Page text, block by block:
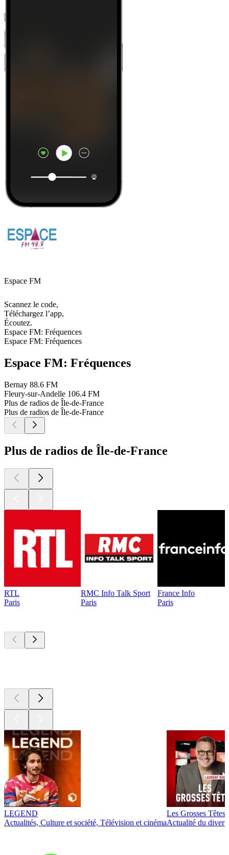
Espace FM
Scannez le code,
Téléchargez l’app,
Écoutez.
Espace FM: Fréquences
Espace FM: Fréquences
Espace FM: Fréquences
Bernay 88.6 FM
Fleury-sur-Andelle 106.4 FM
Plus de radios de Île-de-France
Plus de radios de Île-de-France
Plus de radios de Île-de-France
RTL
Paris
RMC Info Talk Sport
Paris
France Info
Paris
LEGEND
Actualités, Culture et société, Télévision et cinéma
Les Grosses Têtes
Actualité du